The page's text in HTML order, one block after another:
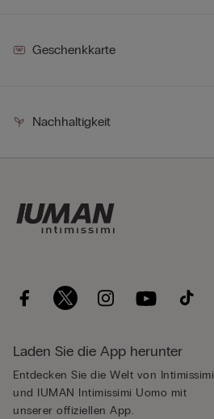
Geschenkkarte
Nachhaltigkeit
Laden Sie die App herunter
Entdecken Sie die Welt von Intimissimi
und IUMAN Intimissimi Uomo mit
unserer offiziellen App.